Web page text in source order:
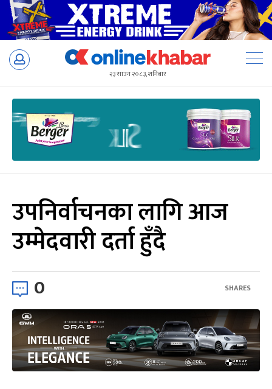
Skip
२३ साउन २०८३, शनिबार
उपनिर्वाचनका लागि आज
उम्मेदवारी दर्ता हुँदै
0 SHARES